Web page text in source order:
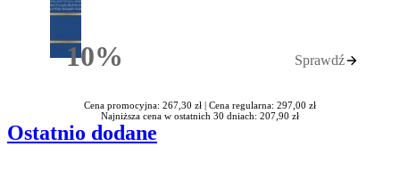
10%Rabatu Sprawdź
Cena promocyjna: 267,30 zł | Cena regularna: 297,00 zł
Najniższa cena w ostatnich 30 dniach: 207,90 zł
Ostatnio dodane